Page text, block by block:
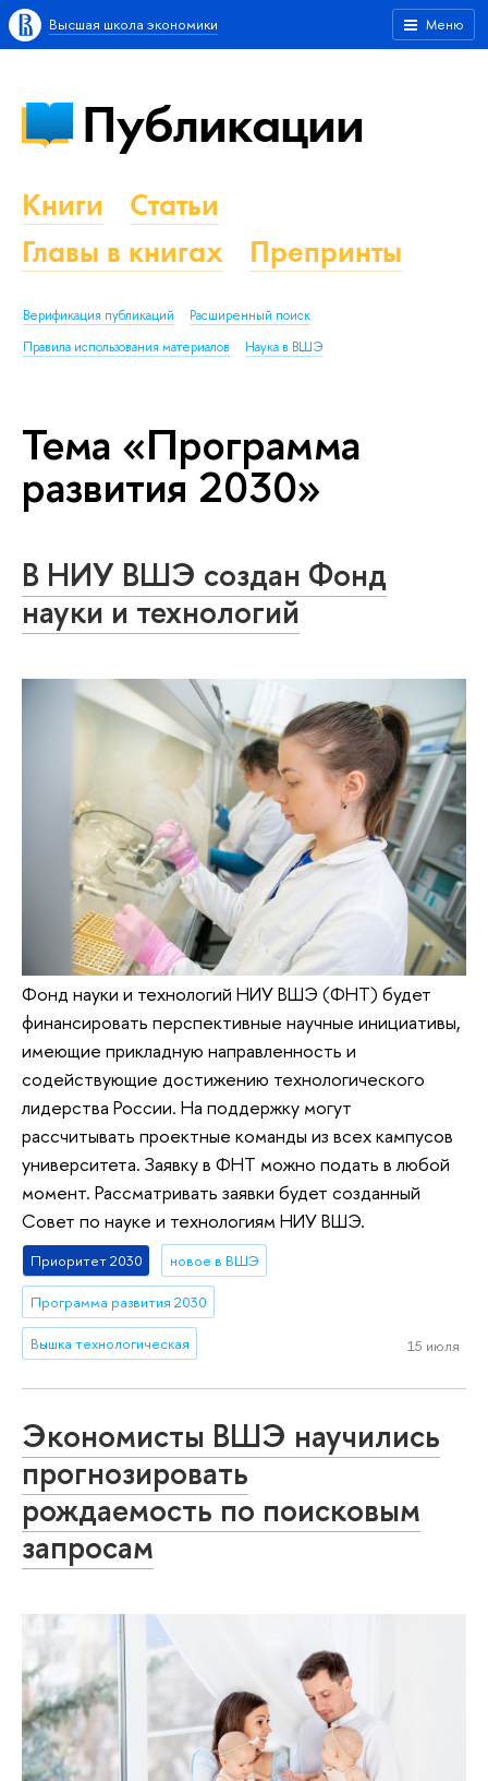
Меню
Высшая школа экономики
Публикации
Книги
Статьи
Главы в книгах
Препринты
Верификация публикаций
Расширенный поиск
Правила использования материалов
Наука в ВШЭ
Тема «Программа
развития 2030»
В НИУ ВШЭ создан Фонд
науки и технологий
Фонд науки и технологий НИУ ВШЭ (ФНТ) будет
финансировать перспективные научные инициативы,
имеющие прикладную направленность и
содействующие достижению технологического
лидерства России. На поддержку могут
рассчитывать проектные команды из всех кампусов
университета. Заявку в ФНТ можно подать в любой
момент. Рассматривать заявки будет созданный
Совет по науке и технологиям НИУ ВШЭ.
Приоритет 2030 новое в ВШЭ
Программа развития 2030
Вышка технологическая 15 июля
Экономисты ВШЭ научились
прогнозировать
рождаемость по поисковым
запросам